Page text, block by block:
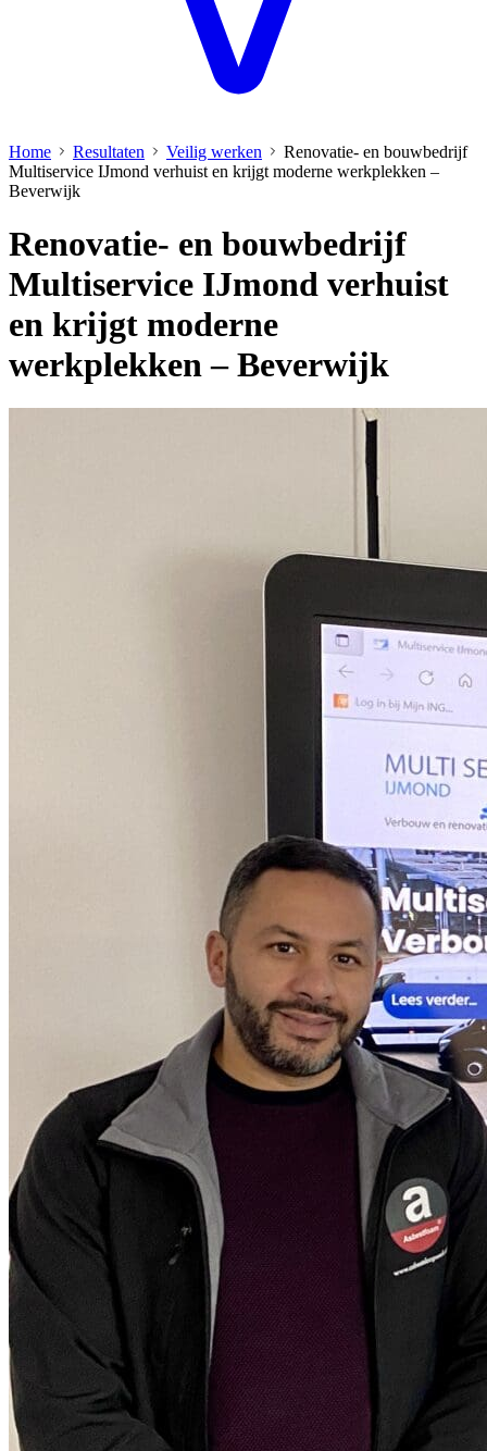
Home Resultaten Veilig werken
Renovatie- en bouwbedrijf
Multiservice IJmond verhuist en krijgt moderne werkplekken –
Beverwijk
Renovatie- en bouwbedrijf
Multiservice IJmond verhuist
en krijgt moderne
werkplekken – Beverwijk